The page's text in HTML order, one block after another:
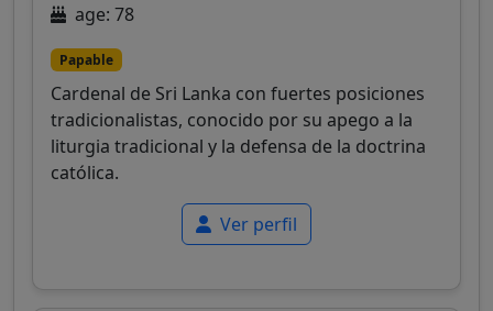
age: 78
Papable
Cardenal de Sri Lanka con fuertes posiciones
tradicionalistas, conocido por su apego a la
liturgia tradicional y la defensa de la doctrina
católica.
Ver perfil